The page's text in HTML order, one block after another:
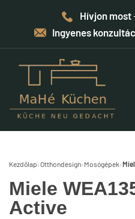
Hívjon most
Ingyenes
Kezdőlap›Otthondesign› Mosógépek›
Miele
Active